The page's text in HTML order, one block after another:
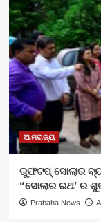
ଆମରାଜ୍ୟ
ରୁଫଟପ୍ ସୋଲାର
“ସୋଲାର ରଥ’ ର
Prabaha News